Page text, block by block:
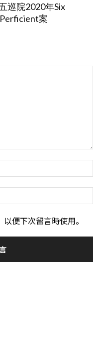
巡院2020年Six
案
便下次留言時使用。